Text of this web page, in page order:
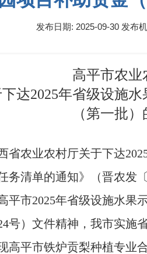
发布日期: 2025-09-30 发布
高平市农业
达2025年省级设施
（第一批
省农业农村厅关于下达
务清单的通知》（晋农发
平市2025年省级设施水果
号）文件精神，我市实施
高平市铁炉贡梨种植专业